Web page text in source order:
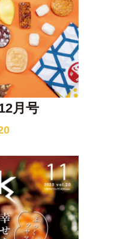
月号